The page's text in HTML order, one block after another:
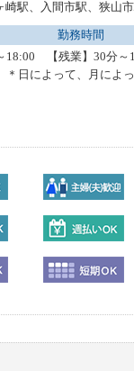
崎駅、入間市駅、狭山
勤務時間
18:00 【残業】30分～
日によって、月によ